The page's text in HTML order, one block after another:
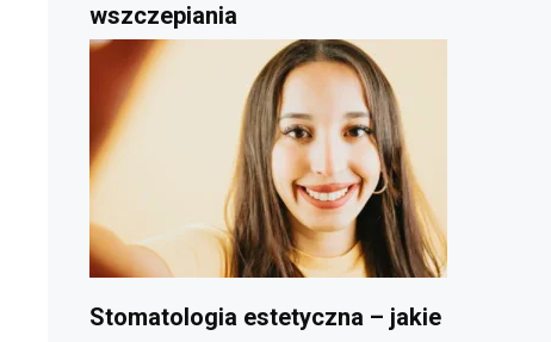
wszczepiania
Stomatologia estetyczna – jakie